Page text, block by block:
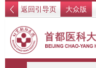
返回引导页 大众版